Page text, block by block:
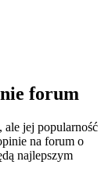
forum
ale jej popularność
na forum o
najlepszym